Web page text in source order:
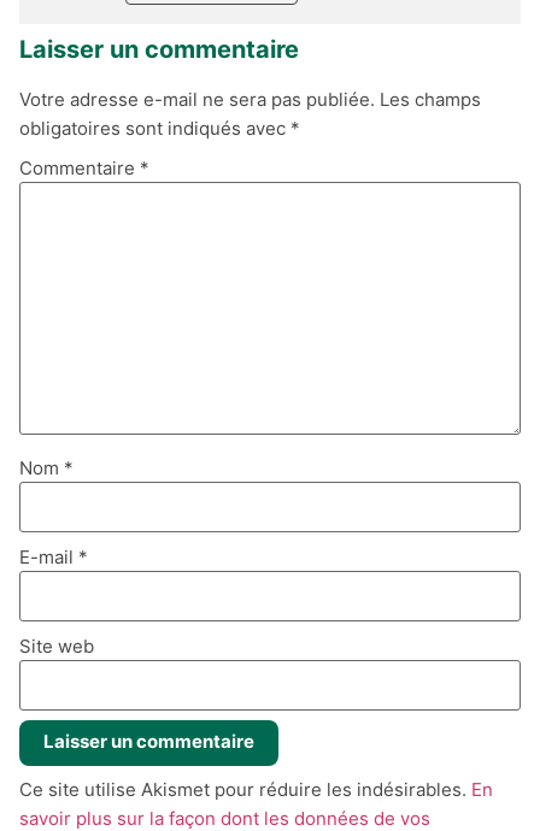
Laisser un commentaire
Votre adresse e-mail ne sera pas publiée. Les champs
obligatoires sont indiqués avec *
Commentaire *
Nom *
E-mail *
Site web
Ce site utilise Akismet pour réduire les indésirables. En
savoir plus sur la façon dont les données de vos